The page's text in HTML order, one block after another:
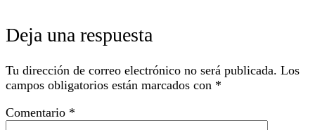
Deja una respuesta
Tu dirección de correo electrónico no será publicada. Los
campos obligatorios están marcados con *
Comentario *